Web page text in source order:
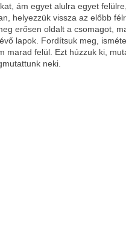
ám egyet alulra egyet
helyezzük vissza az előbb
erősen oldalt a csomagot,
lapok. Fordítsuk meg,
marad felül. Ezt húzzuk ki,
neki.